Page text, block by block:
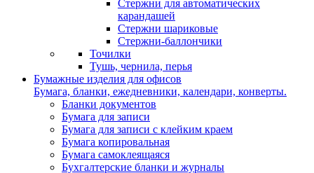
Стержни для автоматических
карандашей
Стержни шариковые
Стержни-баллончики
Точилки
Тушь, чернила, перья
Бумажные изделия для офисов
Бумага, бланки, ежедневники, календари, конверты.
Бланки документов
Бумага для записи
Бумага для записи с клейким краем
Бумага копировальная
Бумага самоклеящаяся
Бухгалтерские бланки и журналы